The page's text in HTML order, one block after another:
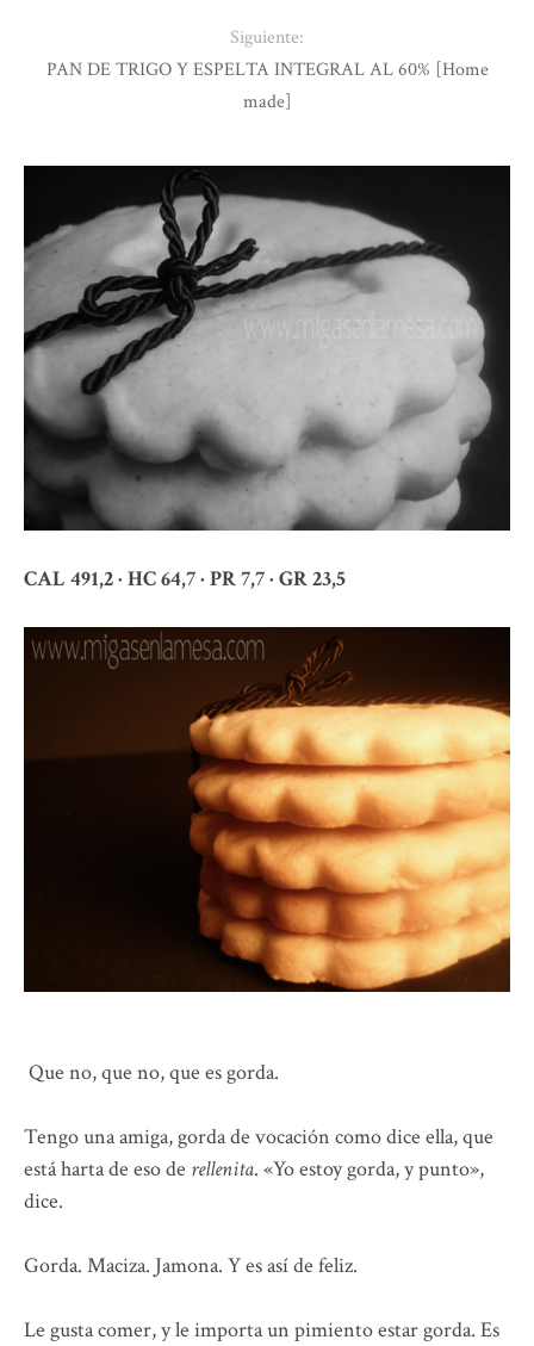
CAL 491,2 · HC 64,7 · PR 7,7 · GR 23,5
Que no, que no, que es gorda.
Tengo una amiga, gorda de vocación como dice ella, que
está harta de eso de rellenita. «Yo estoy gorda, y punto»,
dice.
Gorda. Maciza. Jamona. Y es así de feliz.
Le gusta comer, y le importa un pimiento estar gorda. Es
Siguiente:
PAN DE TRIGO Y ESPELTA INTEGRAL AL 60% [Home
made]